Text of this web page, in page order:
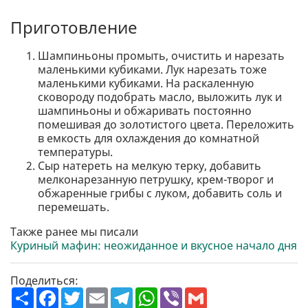
Приготовление
Шампиньоны промыть, очистить и нарезать
маленькими кубиками. Лук нарезать тоже
маленькими кубиками. На раскаленную
сковороду подобрать масло, выложить лук и
шампиньоны и обжаривать постоянно
помешивая до золотистого цвета. Переложить
в емкость для охлаждения до комнатной
температуры.
Сыр натереть на мелкую терку, добавить
мелконарезанную петрушку, крем-творог и
обжаренные грибы с луком, добавить соль и
перемешать.
Также ранее мы писали
Куриный мафин: неожиданное и вкусное начало дня
Поделиться:
П
о
F
a
T
w
E
m
T
e
W
h
V